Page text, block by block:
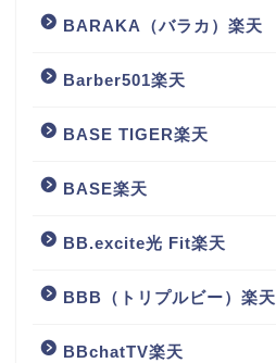
BARAKA（バラカ）楽天
Barber501楽天
BASE TIGER楽天
BASE楽天
BB.excite光 Fit楽天
BBB（トリプルビー）楽天
BBchatTV楽天